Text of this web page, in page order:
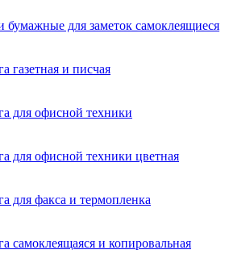
бумажные для заметок самоклеящиеся
газетная и писчая
для офисной техники
для офисной техники цветная
для факса и термопленка
самоклеящаяся и копировальная